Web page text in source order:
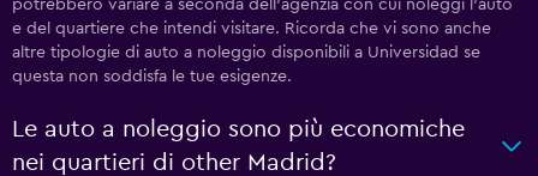
potrebbero variare a seconda dell'agenzia con cui noleggi l'auto
e del quartiere che intendi visitare. Ricorda che vi sono anche
altre tipologie di auto a noleggio disponibili a Universidad se
questa non soddisfa le tue esigenze.
Le auto a noleggio sono più economiche
nei quartieri di other Madrid?